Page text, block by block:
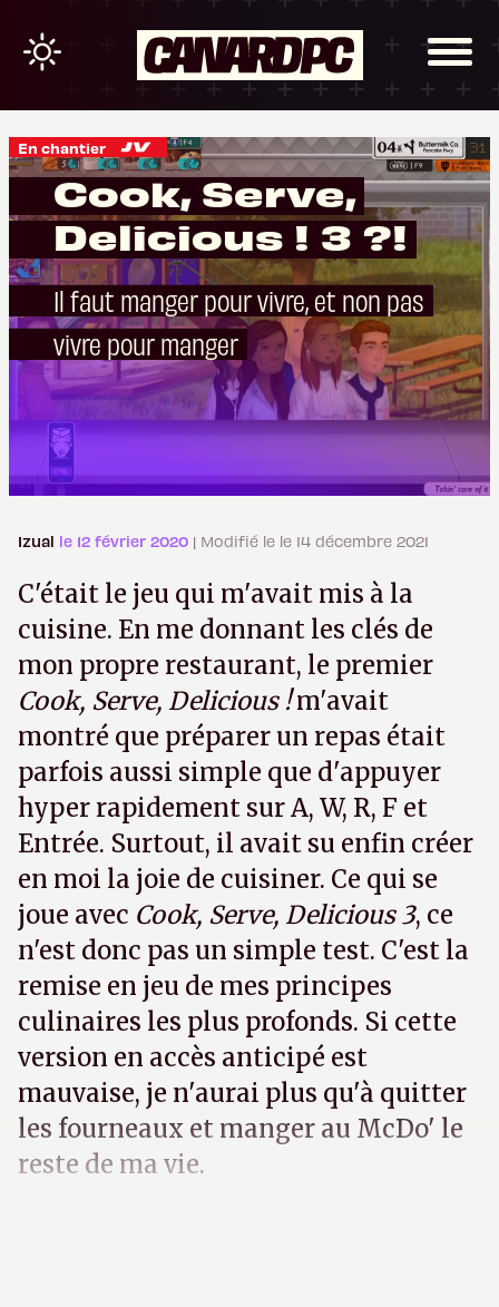
En chantier
Cook, Serve,
Delicious ! 3 ?!
Il faut manger pour vivre, et non pas
vivre pour manger
Izual le 12 février 2020 | Modifié le le 14 décembre 2021
C'était le jeu qui m'avait mis à la
cuisine. En me donnant les clés de
mon propre restaurant, le premier
Cook, Serve, Delicious !m'avait
montré que préparer un repas était
parfois aussi simple que d'appuyer
hyper rapidement sur A, W, R, F et
Entrée. Surtout, il avait su enfin créer
en moi la joie de cuisiner. Ce qui se
joue avec Cook, Serve, Delicious 3, ce
n'est donc pas un simple test. C'est la
remise en jeu de mes principes
culinaires les plus profonds. Si cette
version en accès anticipé est
mauvaise, je n'aurai plus qu'à quitter
les fourneaux et manger au McDo' le
reste de ma vie.